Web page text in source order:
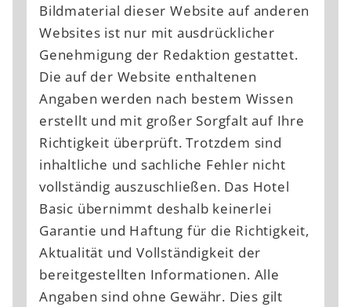
Bildmaterial dieser Website auf anderen
Websites ist nur mit ausdrücklicher
Genehmigung der Redaktion gestattet.
Die auf der Website enthaltenen
Angaben werden nach bestem Wissen
erstellt und mit großer Sorgfalt auf Ihre
Richtigkeit überprüft. Trotzdem sind
inhaltliche und sachliche Fehler nicht
vollständig auszuschließen. Das Hotel
Basic übernimmt deshalb keinerlei
Garantie und Haftung für die Richtigkeit,
Aktualität und Vollständigkeit der
bereitgestellten Informationen. Alle
Angaben sind ohne Gewähr. Dies gilt